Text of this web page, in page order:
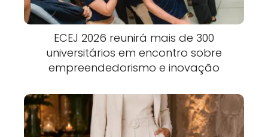
ECEJ 2026 reunirá mais de 300
universitários em encontro sobre
empreendedorismo e inovação